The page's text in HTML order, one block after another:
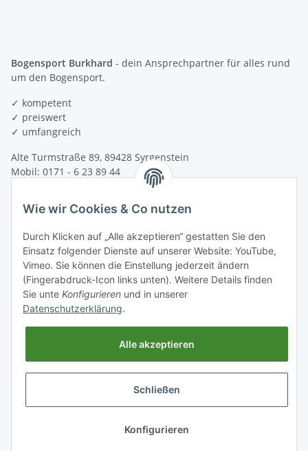
Bogensport Burkhard - dein Ansprechpartner für alles rund
um den Bogensport.
✓ kompetent
✓ preiswert
✓ umfangreich
Alte Turmstraße 89, 89428 Syrgenstein
Mobil: 0171 - 6 23 89 44
Öffnungszeiten Ladengeschäft
Dienstag:13:30 - 18:30 Uhr
Mittwoch:9:00 - 12:00 Uhr
Donnerstag:13:30 - 18:30 Uhr
Freitag:13:30 - 19:30 Uhr
Samstag:9:00 - 13:00 Uhr
Weitere Termine nach Vereinbarung!
Rechtliches
Informationen
Wie wir Cookies & Co nutzen
Durch Klicken auf „Alle akzeptieren“ gestatten Sie den
Einsatz folgender Dienste auf unserer Website: YouTube,
Vimeo. Sie können die Einstellung jederzeit ändern
(Fingerabdruck-Icon links unten). Weitere Details finden
Sie unte Konfigurieren und in unserer
Datenschutzerklärung.
Alle akzeptieren
Schließen
Konfigurieren